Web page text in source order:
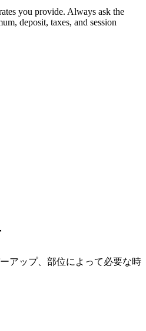
you provide. Always ask the
deposit, taxes, and session
アップ、部位によって必要な時